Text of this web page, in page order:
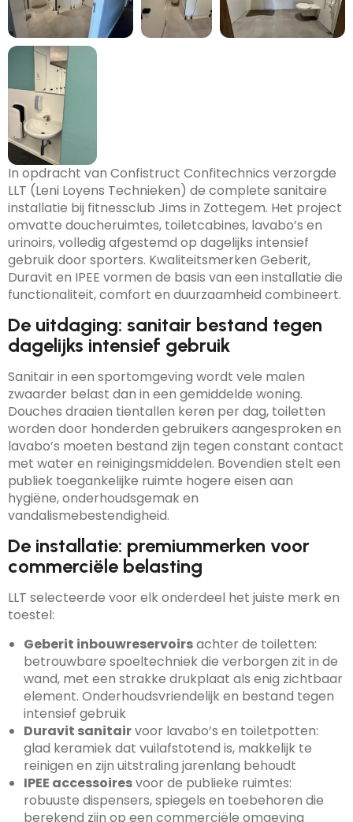
In opdracht van Confistruct Confitechnics verzorgde
LLT (Leni Loyens Technieken) de complete sanitaire
installatie bij fitnessclub Jims in Zottegem. Het project
omvatte doucheruimtes, toiletcabines, lavabo’s en
urinoirs, volledig afgestemd op dagelijks intensief
gebruik door sporters. Kwaliteitsmerken Geberit,
Duravit en IPEE vormen de basis van een installatie die
functionaliteit, comfort en duurzaamheid combineert.
De uitdaging: sanitair bestand tegen
dagelijks intensief gebruik
Sanitair in een sportomgeving wordt vele malen
zwaarder belast dan in een gemiddelde woning.
Douches draaien tientallen keren per dag, toiletten
worden door honderden gebruikers aangesproken en
lavabo’s moeten bestand zijn tegen constant contact
met water en reinigingsmiddelen. Bovendien stelt een
publiek toegankelijke ruimte hogere eisen aan
hygiëne, onderhoudsgemak en
vandalismebestendigheid.
De installatie: premiummerken voor
commerciële belasting
LLT selecteerde voor elk onderdeel het juiste merk en
toestel:
Geberit inbouwreservoirsachter de toiletten:
betrouwbare spoeltechniek die verborgen zit in de
wand, met een strakke drukplaat als enig zichtbaar
element. Onderhoudsvriendelijk en bestand tegen
intensief gebruik
Duravit sanitairvoor lavabo’s en toiletpotten:
glad keramiek dat vuilafstotend is, makkelijk te
reinigen en zijn uitstraling jarenlang behoudt
IPEE accessoiresvoor de publieke ruimtes:
robuuste dispensers, spiegels en toebehoren die
berekend zijn op een commerciële omgeving